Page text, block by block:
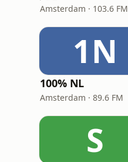
Amsterdam · 103.6 FM
1N
100% NL
Amsterdam · 89.6 FM
S